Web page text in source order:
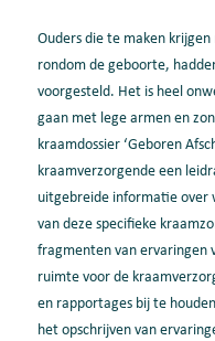
Ouders die te maken
rondom de geboorte,
voorgesteld. Het is heel
gaan met lege armen en
kraamdossier ‘Geboren
kraamverzorgende een
uitgebreide informatie over
van deze specifieke
fragmenten van ervaringen
ruimte voor de
en rapportages bij te
het opschrijven van